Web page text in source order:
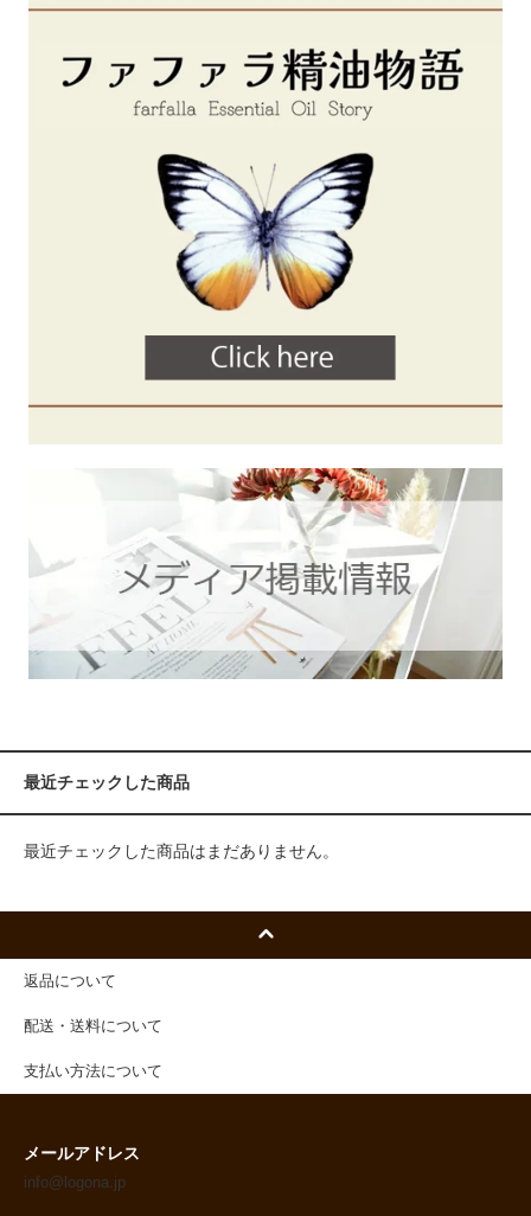
最近チェックした商品
最近チェックした商品はまだありません。
返品について
配送・送料について
支払い方法について
メールアドレス
info@logona.jp